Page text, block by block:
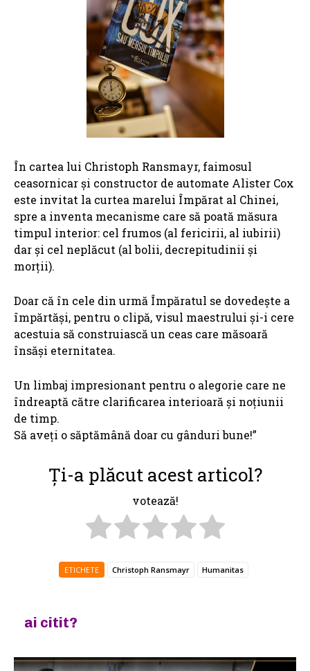
În cartea lui Christoph Ransmayr, faimosul
ceasornicar și constructor de automate Alister Cox
este invitat la curtea marelui Împărat al Chinei,
spre a inventa mecanisme care să poată măsura
timpul interior: cel frumos (al fericirii, al iubirii)
dar și cel neplăcut (al bolii, decrepitudinii și
morții).
Doar că în cele din urmă Împăratul se dovedește a
împărtăși, pentru o clipă, visul maestrului și-i cere
acestuia să construiască un ceas care măsoară
însăși eternitatea.
Un limbaj impresionant pentru o alegorie care ne
îndreaptă către clarificarea interioară și noțiunii
de timp.
Să aveți o săptămână doar cu gânduri bune!”
Ți-a plăcut acest articol?
votează!
ETICHETE Christoph Ransmayr Humanitas
ai citit?